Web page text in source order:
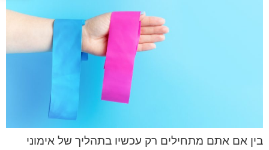
בין אם אתם מתחילים רק עכשיו בתהליך של אימוני